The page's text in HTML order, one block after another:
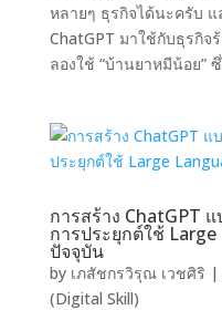
หลายๆ ธุรกิจได้นะครับ
ChatGPT มาใช้กับธุรกิ
ลองใช้ “บ้านยาหมีน้อย”
การสร้าง ChatGPT
การประยุกต์ใช้
ปัจจุบัน
by เภสัชกรวิรุณ เวชศิริ |
(Digital Skill)